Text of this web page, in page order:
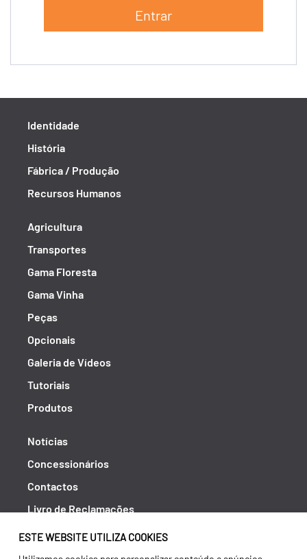
ESTE WEBSITE UTILIZA COOKIES
Entrar
Identidade
História
Fábrica / Produção
Recursos Humanos
Agricultura
Transportes
Gama Floresta
Gama Vinha
Peças
Opcionais
Galeria de Vídeos
Tutoriais
Produtos
Notícias
Concessionários
Contactos
Livro de Reclamações
Política de Privacidade
Canal de Denúncias (RGPC)